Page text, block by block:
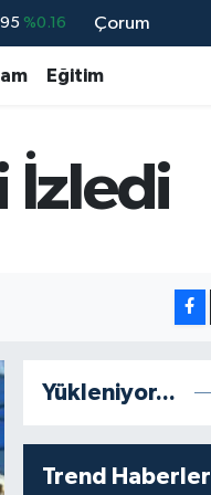
%0.16
%0.12
Çorum
Eğitim
İzledi
Yükleniyor...
Trend Haberler